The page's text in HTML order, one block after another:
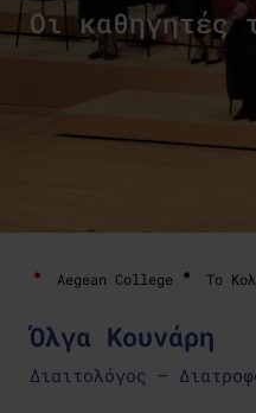
Οι καθηγητές
Aegean College Το
Όλγα Κουνάρη
Διαιτολόγος –